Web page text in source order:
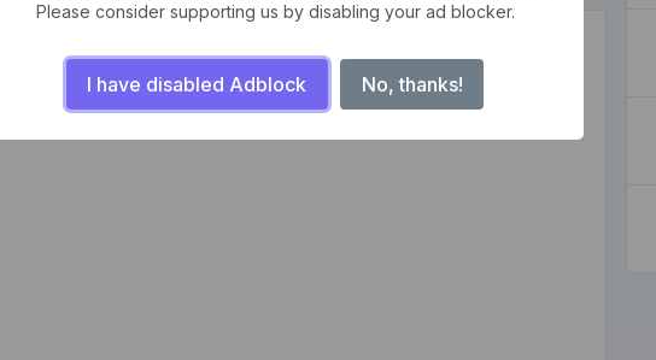
Please consider supporting us by disabling your ad blocker.
I have disabled Adblock No, thanks!